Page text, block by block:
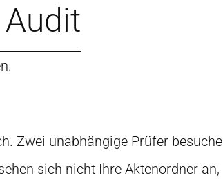
Zwei unabhängige Prüfer
sich nicht Ihre Aktenordner an,